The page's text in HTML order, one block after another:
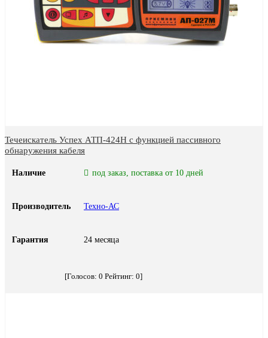
Течеискатель Успех АТП-424Н с функцией пассивного
обнаружения кабеля
Наличие под заказ, поставка от 10 дней
Производитель Техно-АС
Гарантия 24 месяца
[Голосов: 0 Рейтинг: 0]